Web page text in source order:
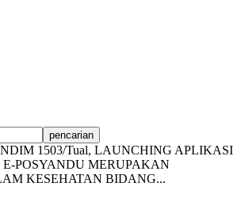
1503/Tual, LAUNCHING APLIKASI
POSYANDU MERUPAKAN
KESEHATAN BIDANG...